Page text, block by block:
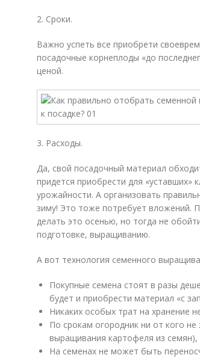
2. Сроки.
Важно успеть все приобрети
посадочные корнеплоды «до
ценой.
3. Расходы.
Да, свой посадочный материал
придется приобрести для
урожайности. А организовать
зиму! Это тоже потребует вложений.
делать это осенью, но тогда не
подготовке, выращиванию.
А вот технология семенного
Покупные семена стоят в разы
будет и приобрести материал «с
Никаких особых трат на хранение
По срокам огородник ни от кого
выращивания картофеля из семян),
На семенах не может быть